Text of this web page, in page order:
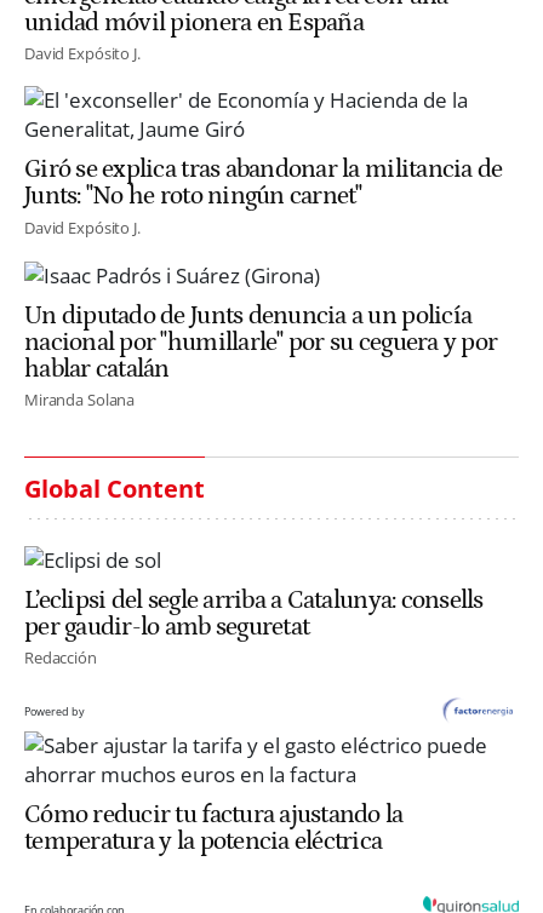
unidad móvil pionera en España
David Expósito J.
Giró se explica tras abandonar la militancia de
Junts: "No he roto ningún carnet"
David Expósito J.
Un diputado de Junts denuncia a un policía
nacional por "humillarle" por su ceguera y por
hablar catalán
Miranda Solana
Global Content
L’eclipsi del segle arriba a Catalunya: consells
per gaudir-lo amb seguretat
Redacción
Powered by
Cómo reducir tu factura ajustando la
temperatura y la potencia eléctrica